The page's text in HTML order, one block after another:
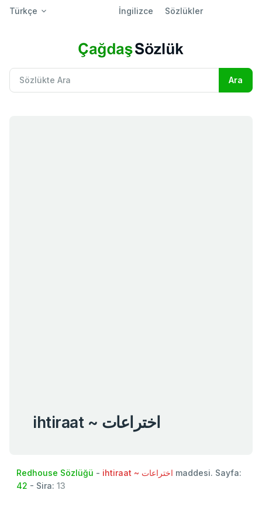
Türkçe İngilizce Sözlükler
ihtiraat ~ اختراعات
Redhouse Sözlüğü - ihtiraat ~ اختراعات maddesi. Sayfa:
42 - Sira: 13